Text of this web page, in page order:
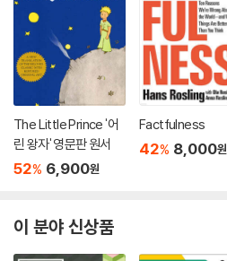
The Little Prince '어
린 왕자' 영문판 원서
52% 6,900원
Factfulness
42% 8,000원
이 분야 신상품